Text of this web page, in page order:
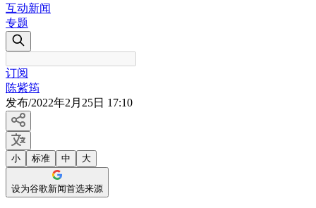
互动新闻
专题
订阅
陈紫筠
发布/2022年2月25日 17:10
小 标准 中 大
设为谷歌新闻首选来源